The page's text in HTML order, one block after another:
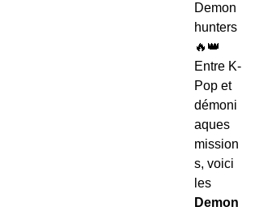
Demon
hunters
🔥👑
Entre K-
Pop et
démoni
aques
mission
s, voici
les
Demon